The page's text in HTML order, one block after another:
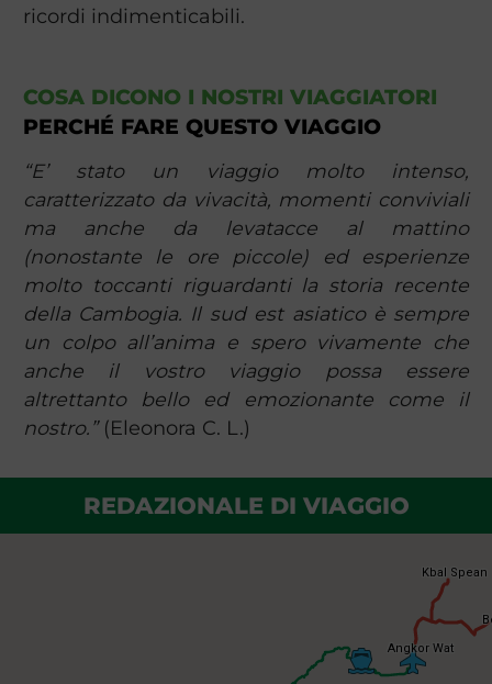
ricordi indimenticabili.
COSA DICONO I NOSTRI VIAGGIATORI
PERCHÉ FARE QUESTO VIAGGIO
“E’ stato un viaggio molto intenso,
caratterizzato da vivacità, momenti conviviali
ma anche da levatacce al mattino
(nonostante le ore piccole) ed esperienze
molto toccanti riguardanti la storia recente
della Cambogia. Il sud est asiatico è sempre
un colpo all’anima e spero vivamente che
anche il vostro viaggio possa essere
altrettanto bello ed emozionante come il
nostro.” (Eleonora C. L.)
REDAZIONALE DI VIAGGIO